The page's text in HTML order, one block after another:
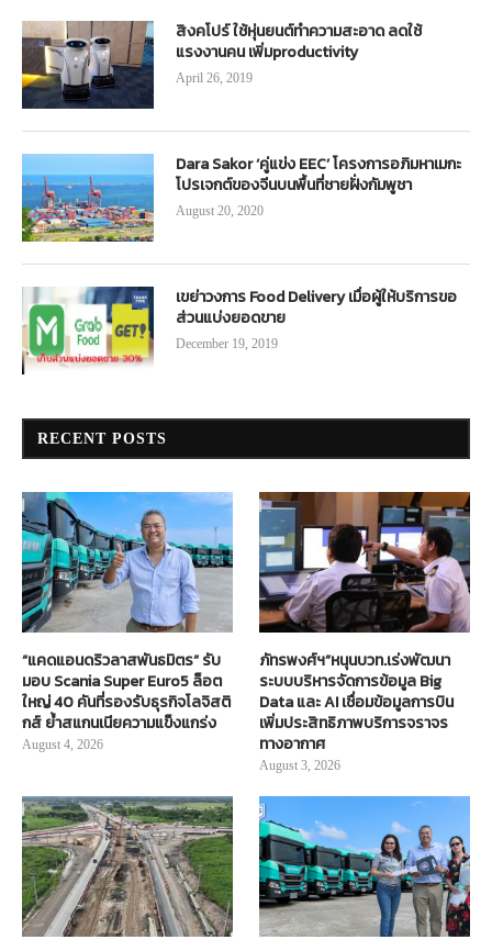
สิงคโปร์ ใช้หุ่นยนต์ทำความสะอาด ลดใช้
แรงงานคน เพิ่มproductivity
April 26, 2019
Dara Sakor ‘คู่แข่ง EEC’ โครงการอภิมหาเมกะ
โปรเจกต์ของจีนบนพื้นที่ชายฝั่งกัมพูชา
August 20, 2020
เขย่าวงการ Food Delivery เมื่อผู้ให้บริการขอ
ส่วนแบ่งยอดขาย
December 19, 2019
RECENT POSTS
“แคดแอนดริวลาสพันธมิตร” รับ
มอบ Scania Super Euro5 ล็อต
ใหญ่ 40 คันที่รองรับธุรกิจโลจิสติ
กส์ ย้ำสแกนเนียความแข็งแกร่ง
August 4, 2026
ภัทรพงศ์ฯ”หนุนบวท.เร่งพัฒนา
ระบบบริหารจัดการข้อมูล Big
Data และ AI เชื่อมข้อมูลการบิน
เพิ่มประสิทธิภาพบริการจราจร
ทางอากาศ
August 3, 2026